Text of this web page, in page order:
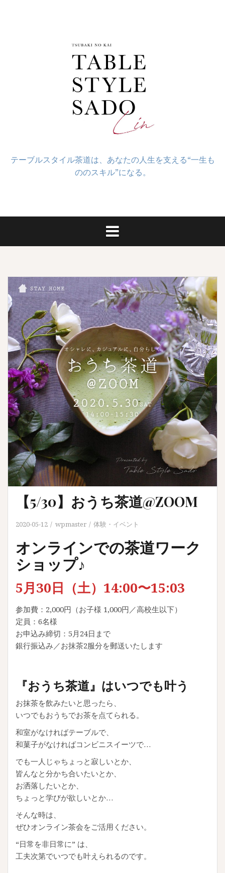
テーブルスタイル茶道は、あなたの人生を支える“一生も
ののスキル”になる。
【5/30】おうち茶道@ZOOM
2020-05-12 wpmaster 体験・イベント
オンラインでの茶道ワーク
ショップ♪
5月30日（土）14:00〜15:03
参加費：2,000円（お子様 1,000円／高校生以下）
定員：6名様
お申込み締切：5月24日まで
銀行振込み／お抹茶2服分を郵送いたします
『おうち茶道』はいつでも叶う
お抹茶を飲みたいと思ったら、
いつでもおうちでお茶を点てられる。
和室がなければテーブルで、
和菓子がなければコンビニスイーツで…
でも一人じゃちょっと寂しいとか、
皆んなと分かち合いたいとか、
お洒落したいとか、
ちょっと学びが欲しいとか…
そんな時は、
ぜひオンライン茶会をご活用ください。
“日常を非日常に” は、
工夫次第でいつでも叶えられるのです。